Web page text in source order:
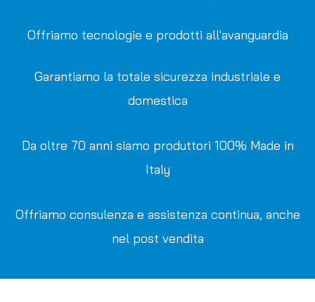
Offriamo tecnologie e prodotti all'avanguardia
Garantiamo la totale sicurezza industriale e
domestica
Da oltre 70 anni siamo produttori 100% Made in
Italy
Offriamo consulenza e assistenza continua, anche
nel post vendita